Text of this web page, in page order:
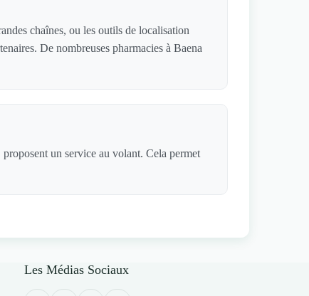
chaînes, ou les outils de localisation
De nombreuses pharmacies à Baena
un service au volant. Cela permet
Les Médias Sociaux